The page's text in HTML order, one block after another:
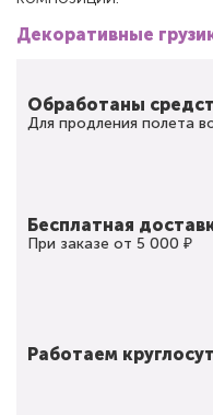
Декоративные
Обработаны
Для продления полета
Бесплатная
При заказе от 5 000 ₽
Работаем